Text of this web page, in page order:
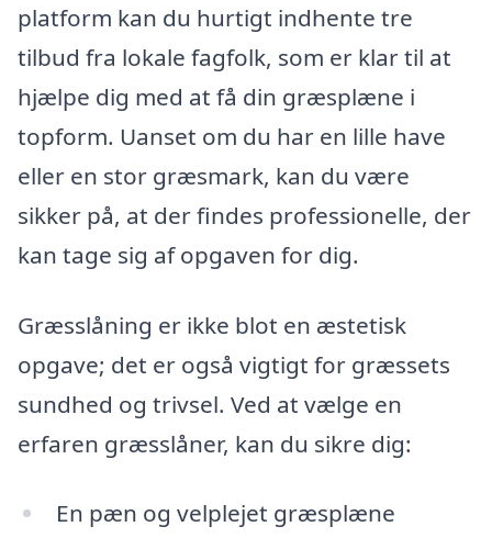
platform kan du hurtigt indhente tre
tilbud fra lokale fagfolk, som er klar til at
hjælpe dig med at få din græsplæne i
topform. Uanset om du har en lille have
eller en stor græsmark, kan du være
sikker på, at der findes professionelle, der
kan tage sig af opgaven for dig.
Græsslåning er ikke blot en æstetisk
opgave; det er også vigtigt for græssets
sundhed og trivsel. Ved at vælge en
erfaren græsslåner, kan du sikre dig:
En pæn og velplejet græsplæne